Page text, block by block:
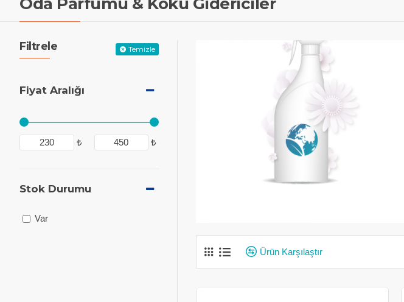
Filtrele Temizle
Fiyat Aralığı
₺ ₺
Stok Durumu
Var
Ürün Karşılaştır